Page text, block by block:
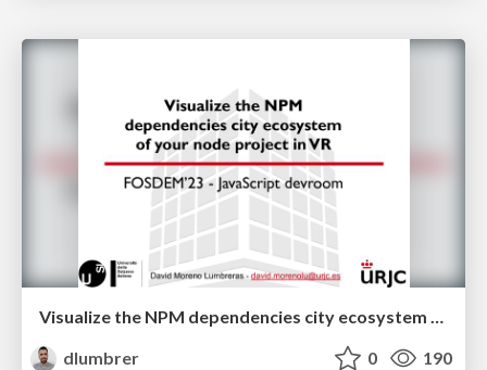
Visualize the NPM dependencies city ecosystem of your node project in VR
dlumbrer
0 190